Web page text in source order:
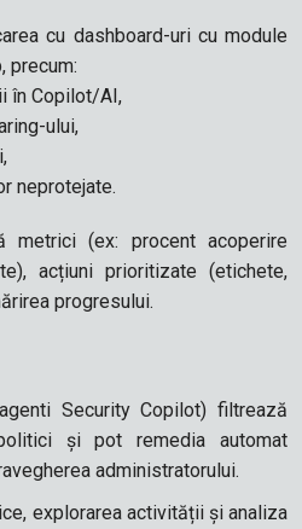
cu dashboard-uri cu module
precum:
în Copilot/AI,
ului,
neprotejate.
metrici (ex: procent acoperire
acțiuni prioritizate (etichete,
progresului.
Security Copilot) filtrează
și pot remedia automat
administratorului.
explorarea activității și analiza